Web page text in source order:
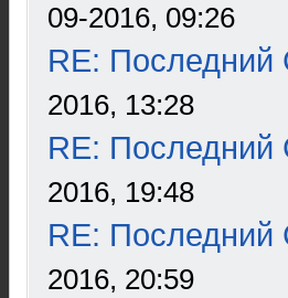
09-2016, 09:26
RE: Последний
2016, 13:28
RE: Последний
2016, 19:48
RE: Последний
2016, 20:59